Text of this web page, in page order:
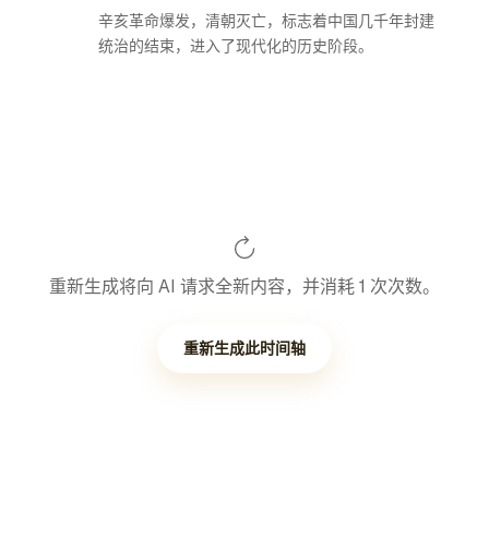
辛亥革命爆发，清朝灭亡，标志着中国几千年封建
统治的结束，进入了现代化的历史阶段。
重新生成将向 AI 请求全新内容，并消耗 1 次次数。
重新生成此时间轴